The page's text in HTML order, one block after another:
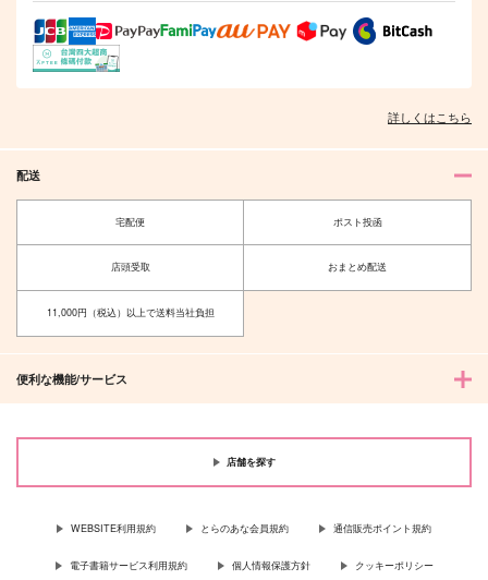
詳しくはこちら
配送
宅配便 ポスト投函
店頭受取 おまとめ配送
11,000円（税込）以上で送料当社負担
便利な機能/サービス
店舗を探す
WEBSITE利用規約 とらのあな会員規約 通信販売ポイント規約
電子書籍サービス利用規約 個人情報保護方針 クッキーポリシー